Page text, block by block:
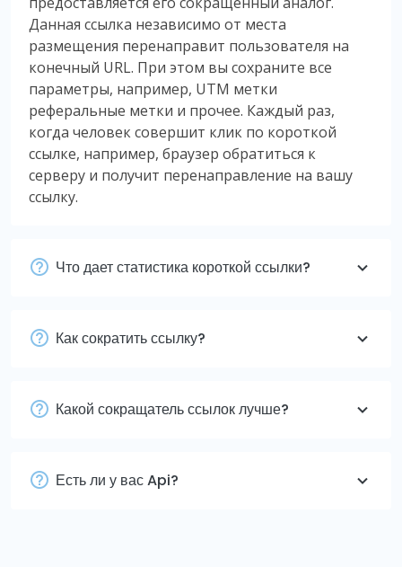
Данная ссылка независимо от места
размещения перенаправит пользователя на
конечный URL. При этом вы сохраните все
параметры, например, UTM метки
реферальные метки и прочее. Каждый раз,
когда человек совершит клик по короткой
ссылке, например, браузер обратиться к
серверу и получит перенаправление на вашу
ссылку.
Что дает статистика короткой ссылки?
Как сократить ссылку?
Какой сокращатель ссылок лучше?
Есть ли у вас Api?